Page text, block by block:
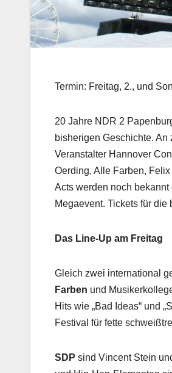
Termin: Freitag, 2., und
20 Jahre NDR 2
bisherigen Geschichte.
Veranstalter Hannover
Oerding, Alle Farben,
Acts werden noch
Megaevent. Tickets für
Das Line-Up am Freitag
Gleich zwei international
Farben und
Hits wie „Bad Ideas“ und
Festival für fette
SDP sind Vincent Stein